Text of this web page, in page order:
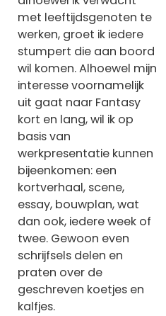
met leeftijdsgenoten te
werken, groet ik iedere
stumpert die aan boord
wil komen. Alhoewel mijn
interesse voornamelijk
uit gaat naar Fantasy
kort en lang, wil ik op
basis van
werkpresentatie kunnen
bijeenkomen: een
kortverhaal, scene,
essay, bouwplan, wat
dan ook, iedere week of
twee. Gewoon even
schrijfsels delen en
praten over de
geschreven koetjes en
kalfjes.